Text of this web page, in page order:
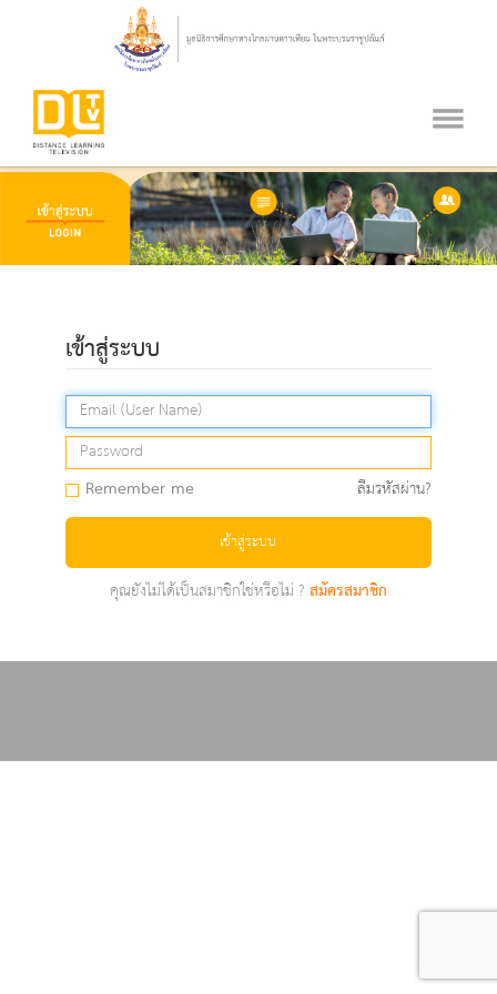
เข้าสู่ระบบ
Remember me ลืมรหัสผ่าน?
เข้าสู่ระบบ
คุณยังไม่ได้เป็นสมาชิกใช่หรือไม่ ?สมัครสมาชิก